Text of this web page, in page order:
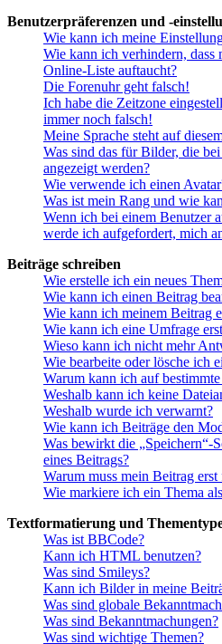
Benutzerpräferenzen und -
Wie kann ich meine
Wie kann ich verhindern, dass
Online-Liste auftaucht?
Die Forenuhr geht falsch!
Ich habe die Zeitzone
immer noch falsch!
Meine Sprache steht auf
Was sind das für Bilder, die
angezeigt werden?
Wie verwende ich einen
Was ist mein Rang und wie
Wenn ich bei einem Benutzer
werde ich aufgefordert, mich
Beiträge schreiben
Wie erstelle ich ein neues
Wie kann ich einen Beitrag
Wie kann ich meinem Beitrag
Wie kann ich eine Umfrage
Wieso kann ich nicht mehr
Wie bearbeite oder lösche ich
Warum kann ich auf
Weshalb kann ich keine
Weshalb wurde ich verwarnt?
Wie kann ich Beiträge den
Was bewirkt die „Speichern“-
eines Beitrags?
Warum muss mein Beitrag
Wie markiere ich ein Thema
Textformatierung und
Was ist BBCode?
Kann ich HTML benutzen?
Was sind Smileys?
Kann ich Bilder in meine
Was sind globale
Was sind Bekanntmachungen?
Was sind wichtige Themen?